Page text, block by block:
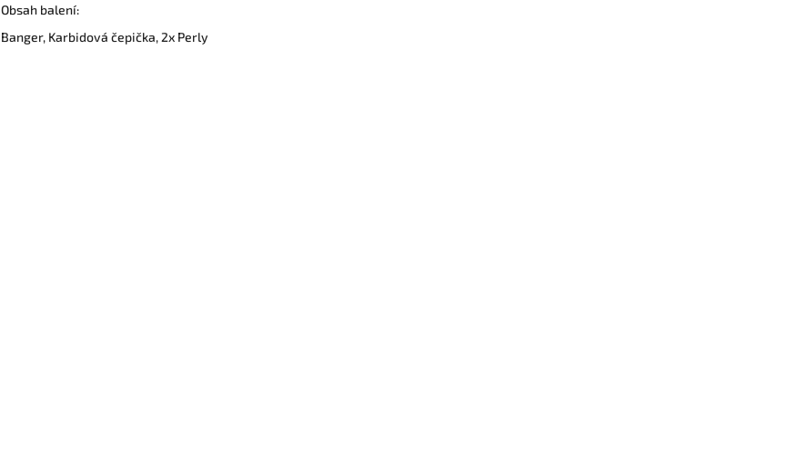
Obsah balení:
Banger, Karbidová čepička, 2x Perly